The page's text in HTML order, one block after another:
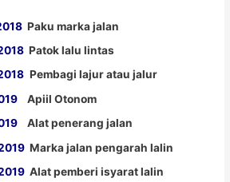
Paku marka jalan
Patok lalu lintas
Pembagi lajur atau jalur
Apiil Otonom
Alat penerang jalan
Marka jalan pengarah lalin
Alat pemberi isyarat lalin